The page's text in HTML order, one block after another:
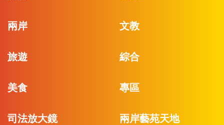
兩岸 文教
旅遊 綜合
美食 專區
司法放大鏡 兩岸藝苑天地